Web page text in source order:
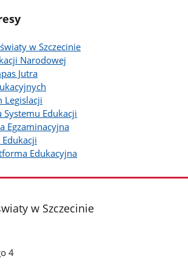
w Szczecinie
Narodowej
Jutra
Legislacji
Systemu Edukacji
Egzaminacyjna
Edukacyjna
w Szczecinie
4